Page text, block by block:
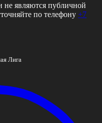
не являются публичной
по телефону +7
Лига